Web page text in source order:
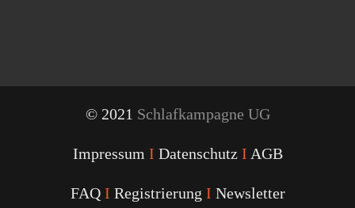
© 2021 Schlafkampagne UG
Impressum I Datenschutz I AGB
FAQ I Registrierung I Newsletter